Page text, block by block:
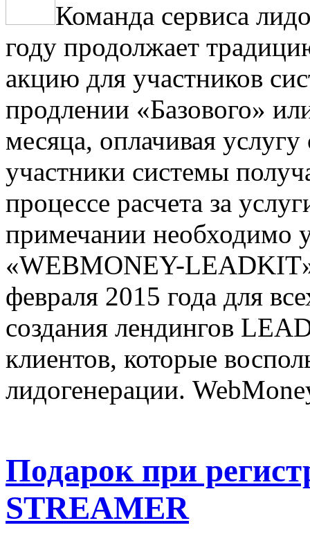
Команда сервиса
году продолжает
акцию для участников
продлении «Базового»
месяца, оплачивая
участники системы
процессе расчета за
примечании необходимо
«WEBMONEY-
февраля 2015 года для
создания лендингов
клиентов, которые
лидогенерации.
Подарок при
STREAMER